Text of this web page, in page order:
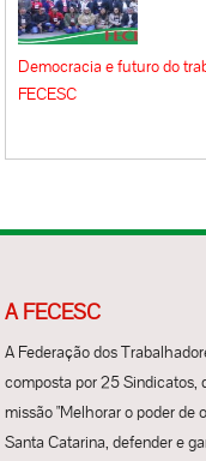
Democracia e futuro do
FECESC
A FECESC
A Federação dos
composta por 25
missão "Melhorar o poder de
Santa Catarina, defender e